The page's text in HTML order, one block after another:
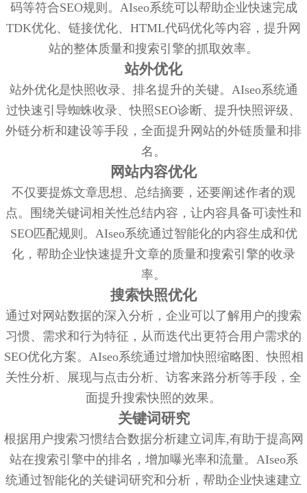
码等符合SEO规则。AIseo系统可以帮助企业快速完成
TDK优化、链接优化、HTML代码优化等内容，提升网
站的整体质量和搜索引擎的抓取效率。
站外优化
站外优化是快照收录、排名提升的关键。AIseo系统通
过快速引导蜘蛛收录、快照SEO诊断、提升快照评级、
外链分析和建设等手段，全面提升网站的外链质量和排
名。
网站内容优化
不仅要提炼文章思想、总结摘要，还要阐述作者的观
点。围绕关键词相关性总结内容，让内容具备可读性和
SEO匹配规则。AIseo系统通过智能化的内容生成和优
化，帮助企业快速提升文章的质量和搜索引擎的收录
率。
搜索快照优化
通过对网站数据的深入分析，企业可以了解用户的搜索
习惯、需求和行为特征，从而迭代出更符合用户需求的
SEO优化方案。AIseo系统通过增加快照缩略图、快照相
关性分析、展现与点击分析、访客来路分析等手段，全
面提升搜索快照的效果。
关键词研究
根据用户搜索习惯结合数据分析建立词库,有助于提高网
站在搜索引擎中的排名，增加曝光率和流量。AIseo系
统通过智能化的关键词研究和分析，帮助企业快速建立